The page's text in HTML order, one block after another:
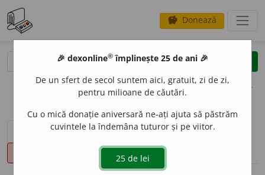
savings Donează
clear
opțiuni
sinteza definițiilor (1) definiții (17)
declinări
🎉 dexonline® împlinește 25 de ani 🎉
De un sfert de secol suntem aici, gratuit, zi de zi,
pentru milioane de căutări.
Cu o mică donație aniversară ne-ați ajuta să păstrăm
cuvintele la îndemâna tuturor și pe viitor.